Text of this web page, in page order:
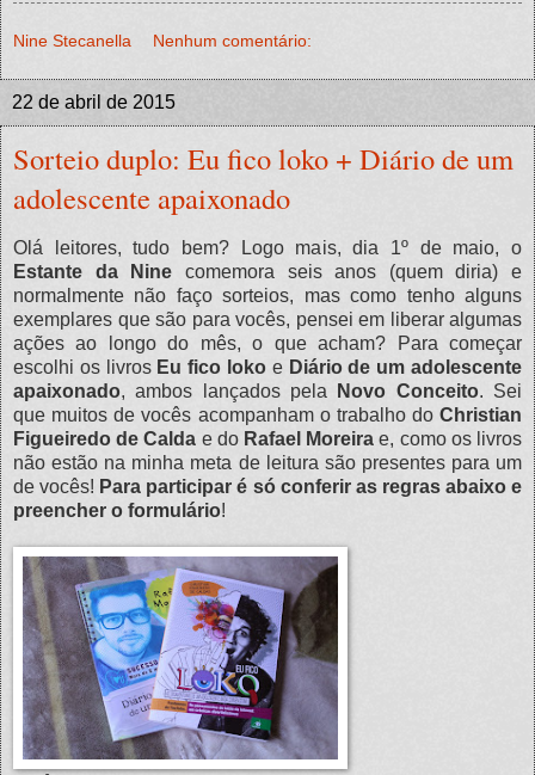
Nine Stecanella Nenhum comentário:
22 de abril de 2015
Sorteio duplo: Eu fico loko + Diário de um
adolescente apaixonado
Olá leitores, tudo bem? Logo mais, dia 1º de maio, o
Estante da Nine comemora seis anos (quem diria) e
normalmente não faço sorteios, mas como tenho alguns
exemplares que são para vocês, pensei em liberar algumas
ações ao longo do mês, o que acham? Para começar
escolhi os livros Eu fico loko e Diário de um adolescente
apaixonado, ambos lançados pela Novo Conceito. Sei
que muitos de vocês acompanham o trabalho do Christian
Figueiredo de Calda e do Rafael Moreira e, como os livros
não estão na minha meta de leitura são presentes para um
de vocês! Para participar é só conferir as regras abaixo e
preencher o formulário!